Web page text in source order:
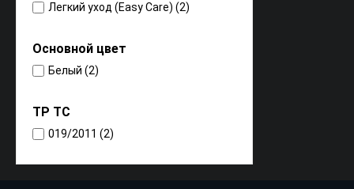
Легкий уход (Easy Care) (2)
Основной цвет
Белый (2)
ТР ТС
019/2011 (2)